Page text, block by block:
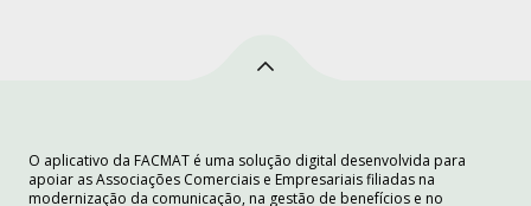
O aplicativo da FACMAT é uma solução digital desenvolvida para
apoiar as Associações Comerciais e Empresariais filiadas na
modernização da comunicação, na gestão de benefícios e no